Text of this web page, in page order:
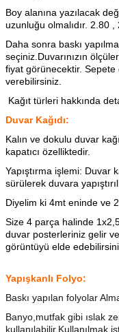
Boy alanına yazılacak
uzunluğu olmalıdır. 2.80 ,
Daha sonra baskı
seçiniz.Duvarınızın
fiyat görünecektir.
verebilirsiniz.
Kağıt türleri hakkında
Duvar Kağıdı:
Kalın ve dokulu duvar
kapatıcı özelliktedir.
Yapıştırma işlemi: Duvar
sürülerek duvara
Diyelim ki 4mt eninde ve
Size 4 parça halinde
duvar posterleriniz gelir
görüntüyü elde
Yapışkanlı Folyo:
Baskı yapılan folyolar
Banyo,mutfak gibi ıslak
kullanılabilir.Kullanılmak